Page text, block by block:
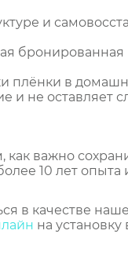
и
бронированная
плёнки в
и не оставляет
важно
10 лет
в качестве
на